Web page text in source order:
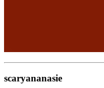
scaryananasie